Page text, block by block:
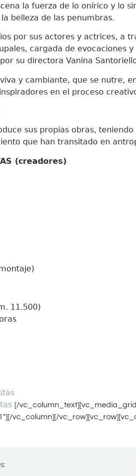
la fuerza de lo onírico y lo
belleza de las penumbras.
por sus actores y actrices, a
cargada de evocaciones
su directora Vanina
y cambiante, que se nutre,
en el proceso
sus propias obras,
que han transitado en
(creadores)
11.500)
[/
vc_column][/